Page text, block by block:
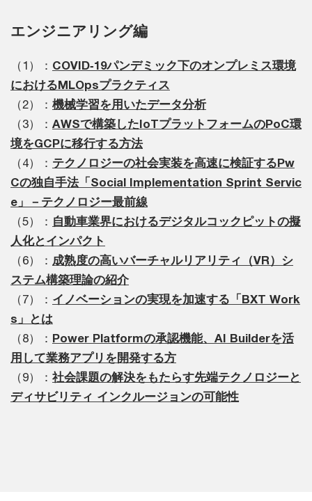
（1）：COVID‐19パンデミック下のオンプレミス環境
におけるMLOpsプラクティス
（2）： 機械学習を用いたデータ分析
（3）：AWSで構築したIoTプラットフォームのPoC環
境をGCPに移行する方法
（4）：テクノロジーの社会実装を高速に検証するPw
Cの独自手法「Social Implementation Sprint Servic
e」－テクノロジー最前線
（5）：自動車業界におけるデジタルコックピットの擬
人化とインパクト
（6）：成熟度の高いバーチャルリアリティ（VR）シ
ステム構築理論の紹介
（7）：イノベーションの実現を加速する「BXT Work
s」とは
（8）：Power Platformの承認機能、AI Builderを活
用して業務アプリを開発する方
（9）：社会課題の解決をもたらす先端テクノロジーと